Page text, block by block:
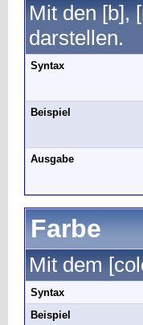
Mit den [b],
darstellen.
Syntax
Beispiel
Ausgabe
Farbe
Mit dem
Syntax
Beispiel